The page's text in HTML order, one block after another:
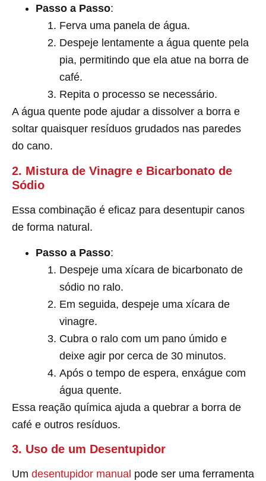
Passo a Passo:
Ferva uma panela de água.
Despeje lentamente a água quente pela
pia, permitindo que ela atue na borra de
café.
Repita o processo se necessário.
A água quente pode ajudar a dissolver a borra e
soltar quaisquer resíduos grudados nas paredes
do cano.
2. Mistura de Vinagre e Bicarbonato de
Sódio
Essa combinação é eficaz para desentupir canos
de forma natural.
Passo a Passo:
Despeje uma xícara de bicarbonato de
sódio no ralo.
Em seguida, despeje uma xícara de
vinagre.
Cubra o ralo com um pano úmido e
deixe agir por cerca de 30 minutos.
Após o tempo de espera, enxágue com
água quente.
Essa reação química ajuda a quebrar a borra de
café e outros resíduos.
3. Uso de um Desentupidor
Um desentupidor manual pode ser uma ferramenta